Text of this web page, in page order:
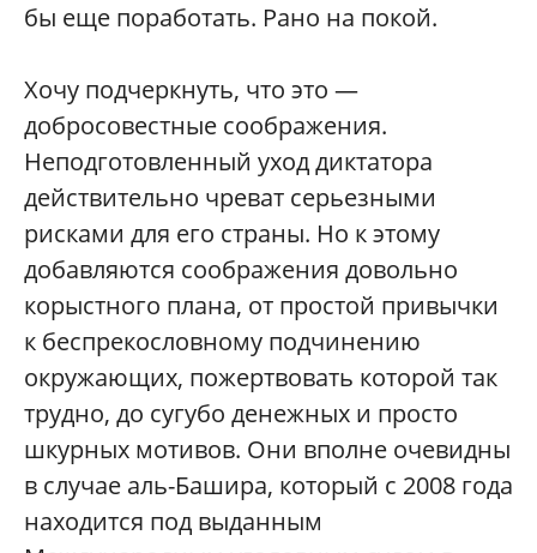
бы еще поработать. Рано на покой.
Хочу подчеркнуть, что это —
добросовестные соображения.
Неподготовленный уход диктатора
действительно чреват серьезными
рисками для его страны. Но к этому
добавляются соображения довольно
корыстного плана, от простой привычки
к беспрекословному подчинению
окружающих, пожертвовать которой так
трудно, до сугубо денежных и просто
шкурных мотивов. Они вполне очевидны
в случае аль-Башира, который с 2008 года
находится под выданным